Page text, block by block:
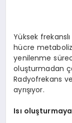
Yüksek
hücre
yenilenme
oluşturmadan
Radyofrekans
ayrışıyor.
Isı